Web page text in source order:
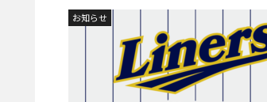
お知らせ